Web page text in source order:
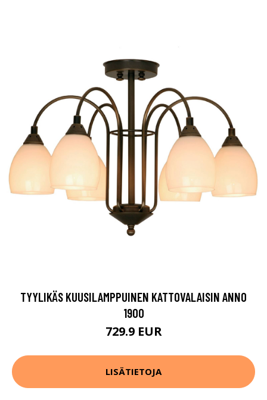
TYYLIKÄS KUUSILAMPPUINEN KATTOVALAISIN ANNO
1900
729.9 EUR
LISÄTIETOJA